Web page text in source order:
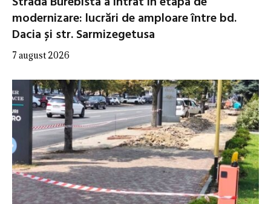
modernizare: lucrări de amploare între bd.
Dacia și str. Sarmizegetusa
7 august 2026